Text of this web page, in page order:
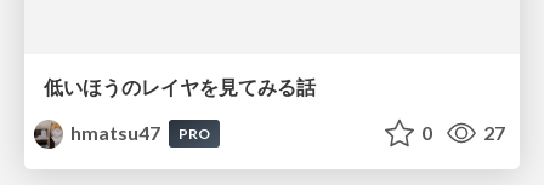
低いほうのレイヤを見てみる話
hmatsu47
PRO 0 27